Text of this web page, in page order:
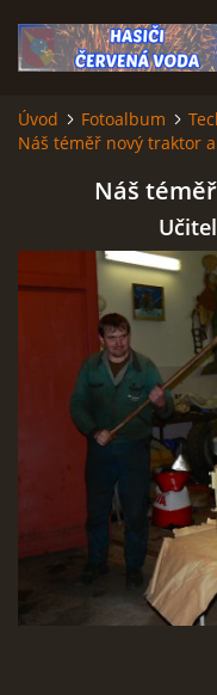
ÚVOD
VÝJEZDOVÁ JEDNOTKA
VÝJEZDY V ROCE 2026
KONTAKTY
MLADÍ HASIČI
HISTORIE SBORU
SBĚR VYSLOUŽILÉHO
Úvod Fotoalbum
Náš téměř nový traktor
Náš